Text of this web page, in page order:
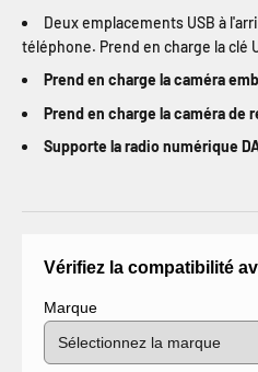
Deux emplacements USB à
téléphone. Prend en charge la clé
Prend en charge la caméra
Prend en charge la caméra de
Supporte la radio numérique
Vérifiez la compatibilité
Marque